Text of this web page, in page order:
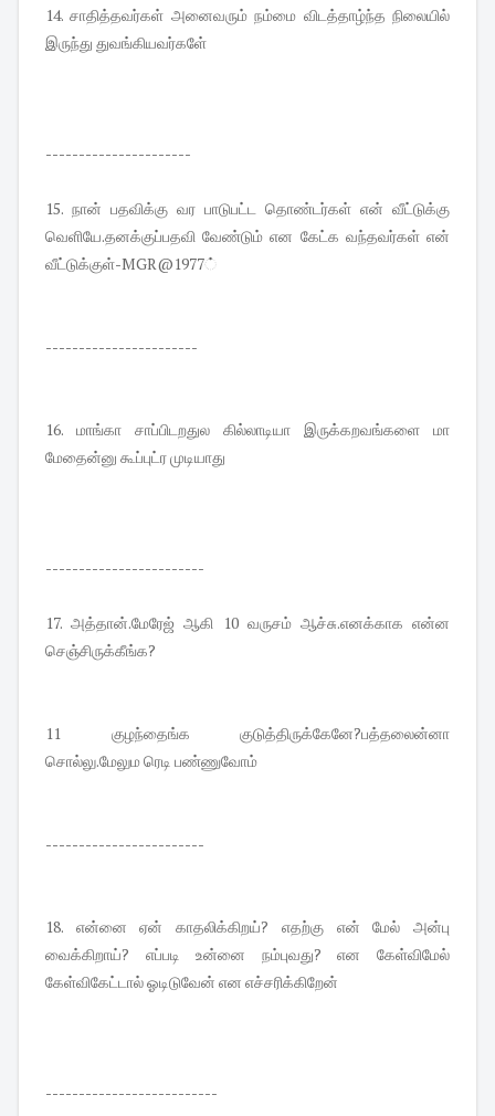
14. சாதித்தவர்கள் அனைவரும் நம்மை விடத்தாழ்ந்த நிலையில்
இருந்து துவங்கியவர்களே்
----------------------
15. நான் பதவிக்கு வர பாடுபட்ட தொண்டர்கள் என் வீட்டுக்கு
வெளியே.தனக்குப்பதவி வேண்டும் என கேட்க வந்தவர்கள் என்
வீட்டுக்குள்-MGR@1977்
-----------------------
16. மாங்கா சாப்பிடறதுல கில்லாடியா இருக்கறவங்களை மா
மேதைன்னு கூப்புட்ர முடியாது
------------------------
17. அத்தான்.மேரேஜ் ஆகி 10 வருசம் ஆச்சு.எனக்காக என்ன
செஞ்சிருக்கீங்க?
11 குழந்தைங்க குடுத்திருக்கேனே?பத்தலைன்னா
சொல்லு.மேலும ரெடி பண்ணுவோம்
------------------------
18. என்னை ஏன் காதலிக்கிறய்? எதற்கு என் மேல் அன்பு
வைக்கிறாய்? எப்படி உன்னை நம்புவது? என கேள்விமேல்
கேள்விகேட்டால் ஓடிடுவேன் என எச்சரிக்கிறேன்
--------------------------